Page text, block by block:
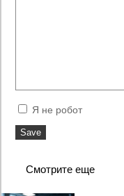
Я не робот
Смотрите еще